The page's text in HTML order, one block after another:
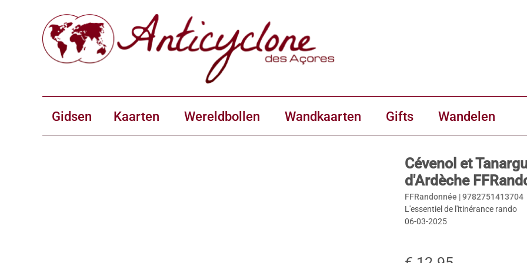
Gidsen Kaarten Wereldbollen Wandkaarten Gifts Wandelen
Cévenol et
d'Ardèche
FFRandonnée |9782751413704
L'essentiel de l'itinérance rando
06-03-2025